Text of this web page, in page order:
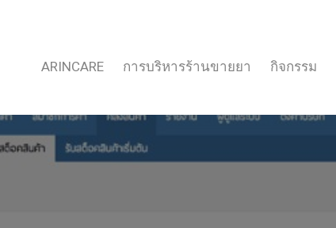
ARINCARE การบริหารร้านขายยา กิจกรรม